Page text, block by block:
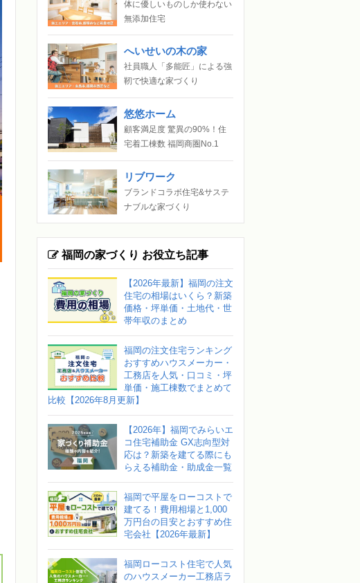
体に優しいものしか使わない
無添加住宅
へいせいの木の家
社員職人「多能匠」による強
靭で快適な家づくり
悠悠ホーム
顧客満足度 驚異の90%！住
宅着工棟数 福岡商圏No.1
リブワーク
ブランドコラボ住宅&サステ
ナブルな家づくり
福岡の家づくり お役立ち記事
【2026年最新】福岡の注文
住宅の相場はいくら？新築
価格・坪単価・土地代・世
帯年収のまとめ
福岡の注文住宅ランキング
おすすめハウスメーカー・
工務店を人気・口コミ・坪
単価・施工棟数でまとめて
比較【2026年8月更新】
【2026年】福岡でみらいエ
コ住宅補助金 GX志向型対
応は？新築を建てる際にも
らえる補助金・助成金一覧
福岡で平屋をローコストで
建てる！費用相場と1,000
万円台の目安とおすすめ住
宅会社【2026年最新】
福岡ローコスト住宅で人気
のハウスメーカー工務店ラ